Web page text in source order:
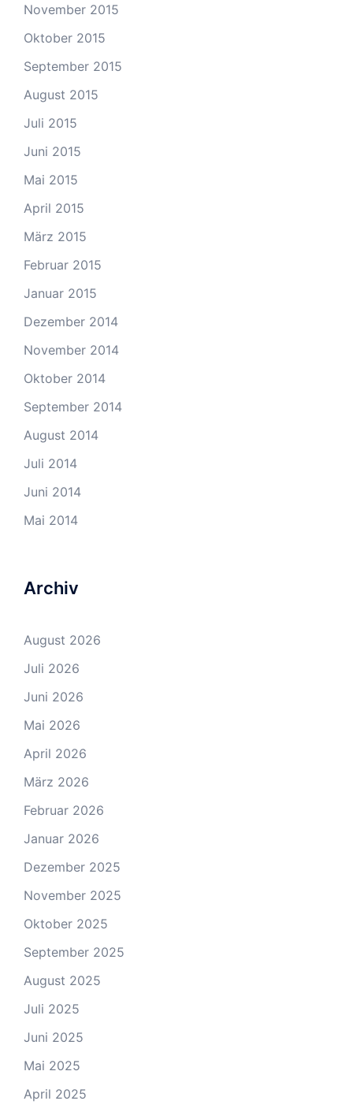
November 2015
Oktober 2015
September 2015
August 2015
Juli 2015
Juni 2015
Mai 2015
April 2015
März 2015
Februar 2015
Januar 2015
Dezember 2014
November 2014
Oktober 2014
September 2014
August 2014
Juli 2014
Juni 2014
Mai 2014
Archiv
August 2026
Juli 2026
Juni 2026
Mai 2026
April 2026
März 2026
Februar 2026
Januar 2026
Dezember 2025
November 2025
Oktober 2025
September 2025
August 2025
Juli 2025
Juni 2025
Mai 2025
April 2025